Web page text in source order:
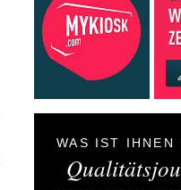
WAS IST IHNEN